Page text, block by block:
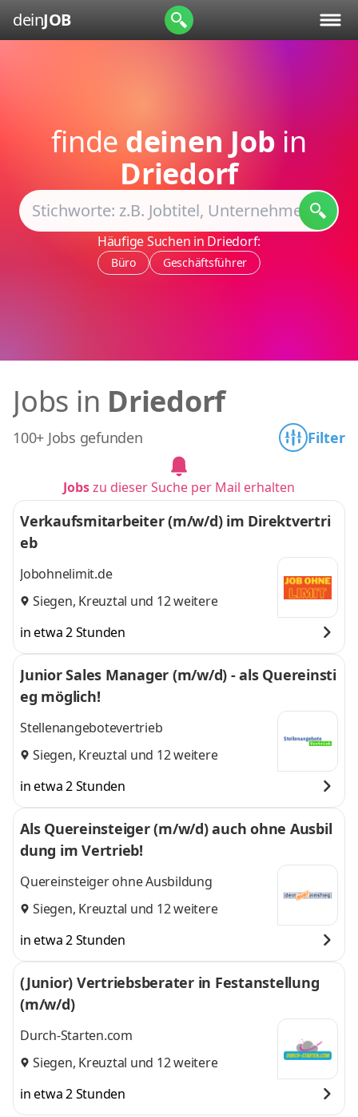
deinJOB
finde deinen Job in
Driedorf
Häufige Suchen in Driedorf:
Büro Geschäftsführer
Jobs in Driedorf
100+ Jobs gefunden Filter
Jobszu dieser Suche per Mail erhalten
Verkaufsmitarbeiter (m/w/d) im Direktvertri
eb
Jobohnelimit.de
Siegen, Kreuztal und 12 weitere
in etwa 2 Stunden
Junior Sales Manager (m/w/d) - als Quereinsti
eg möglich!
Stellenangebotevertrieb
Siegen, Kreuztal und 12 weitere
in etwa 2 Stunden
Als Quereinsteiger (m/w/d) auch ohne Ausbil
dung im Vertrieb!
Quereinsteiger ohne Ausbildung
Siegen, Kreuztal und 12 weitere
in etwa 2 Stunden
(Junior) Vertriebsberater in Festanstellung
(m/w/d)
Durch-Starten.com
Siegen, Kreuztal und 12 weitere
in etwa 2 Stunden